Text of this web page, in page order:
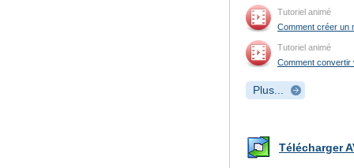
Tutoriel animé
Comment créer un
Tutoriel animé
Comment convertir
Plus...
Télécharger